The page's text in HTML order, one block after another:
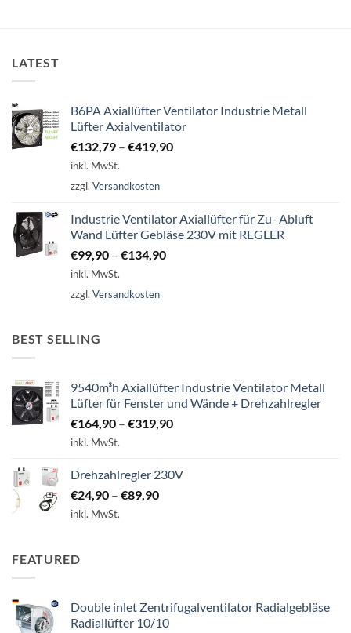
LATEST
B6PA Axiallüfter Ventilator Industrie Metall
Lüfter Axialventilator
€132,79 – €419,90
inkl. MwSt.
zzgl. Versandkosten
Industrie Ventilator Axiallüfter für Zu- Abluft
Wand Lüfter Gebläse 230V mit REGLER
€99,90 – €134,90
inkl. MwSt.
zzgl. Versandkosten
BEST SELLING
9540m³h Axiallüfter Industrie Ventilator Metall
Lüfter für Fenster und Wände + Drehzahlregler
€164,90 – €319,90
inkl. MwSt.
Drehzahlregler 230V
€24,90 – €89,90
inkl. MwSt.
FEATURED
Double inlet Zentrifugalventilator Radialgebläse
Radiallüfter 10/10